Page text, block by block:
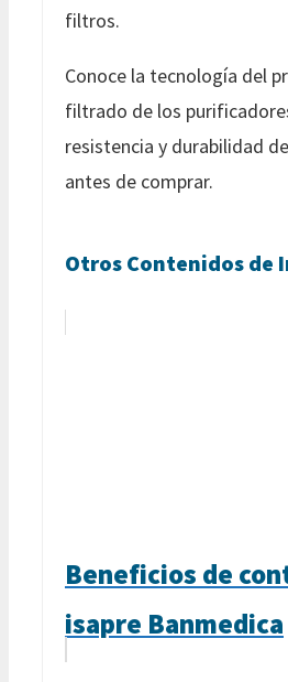
filtros.
Conoce la tecnología del
filtrado de los
resistencia y durabilidad
antes de comprar.
Otros Contenidos de
Beneficios de
isapre Banmedica